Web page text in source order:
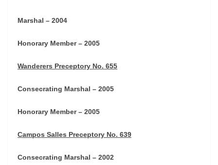
Marshal – 2004
Honorary Member – 2005
Wanderers Preceptory No. 655
Consecrating Marshal – 2005
Honorary Member – 2005
Campos Salles Preceptory No. 639
Consecrating Marshal – 2002